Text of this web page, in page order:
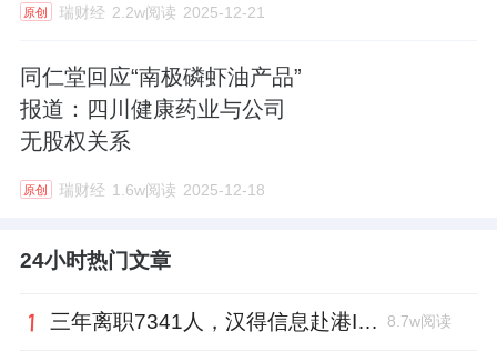
原创 瑞财经 2.2w阅读 2025-12-21
同仁堂回应“南极磷虾油产品”
报道：四川健康药业与公司
无股权关系
原创 瑞财经 1.6w阅读 2025-12-18
24小时热门文章
三年离职7341人，汉得信息赴港IPO前欠缴社保1.55亿元 8.7w阅读